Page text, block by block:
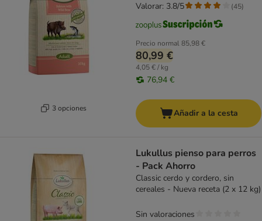
3 opciones
Precio normal85,98 €
80,99 €
4,05 € / kg
76,94 €
Valorar: 3.8/5 (45)
Añadir a la cesta
Lukullus pienso para perros
- Pack Ahorro
Classic cerdo y cordero, sin
cereales - Nueva receta (2 x 12 kg)
Sin valoraciones